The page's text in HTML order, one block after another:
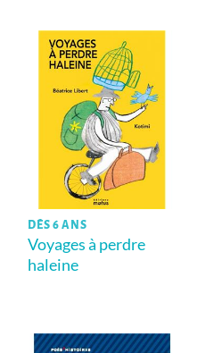
DÈS 6 ANS
Voyages à perdre
haleine